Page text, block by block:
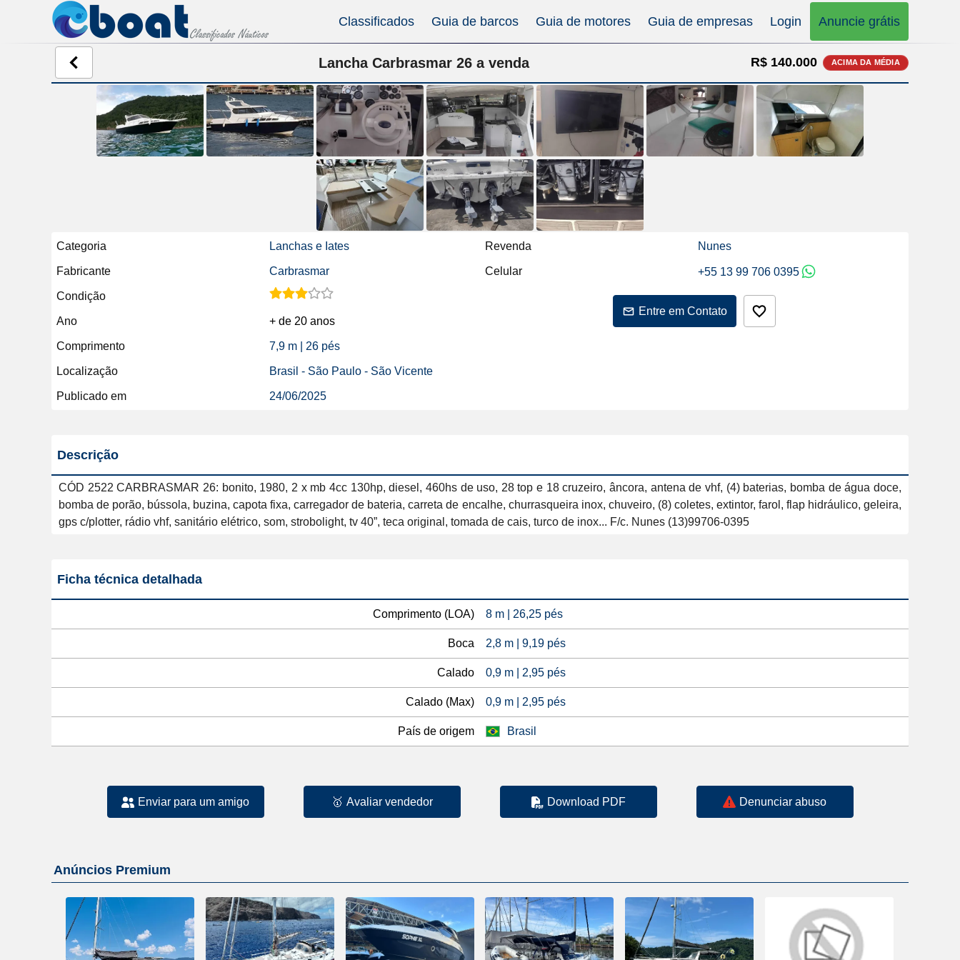
Classificados Guia de barcos Guia de motores Guia de empresas Login Anuncie grátis
Lancha Carbrasmar 26 a venda R$ 140.000 ACIMA DA MÉDIA
Categoria Lanchas e Iates
Fabricante Carbrasmar
Condição
Ano + de 20 anos
Comprimento 7,9 m | 26 pés
Localização Brasil - São Paulo - São Vicente
Publicado em 24/06/2025
Revenda Nunes
Celular +55 13 99 706 0395
Entre em Contato
Descrição
CÓD 2522 CARBRASMAR 26: bonito, 1980, 2 x mb 4cc 130hp, diesel, 460hs de uso, 28 top e 18 cruzeiro, âncora, antena de vhf, (4) baterias, bomba de água doce,
bomba de porão, bússola, buzina, capota fixa, carregador de bateria, carreta de encalhe, churrasqueira inox, chuveiro, (8) coletes, extintor, farol, flap hidráulico, geleira,
gps c/plotter, rádio vhf, sanitário elétrico, som, strobolight, tv 40”, teca original, tomada de cais, turco de inox... F/c. Nunes (13)99706-0395
Ficha técnica detalhada
Comprimento (LOA) 8 m | 26,25 pés
Boca 2,8 m | 9,19 pés
Calado 0,9 m | 2,95 pés
Calado (Max) 0,9 m | 2,95 pés
País de origem Brasil
Enviar para um amigo 🥇 Avaliar vendedor Download PDF Denunciar abuso
Anúncios Premium